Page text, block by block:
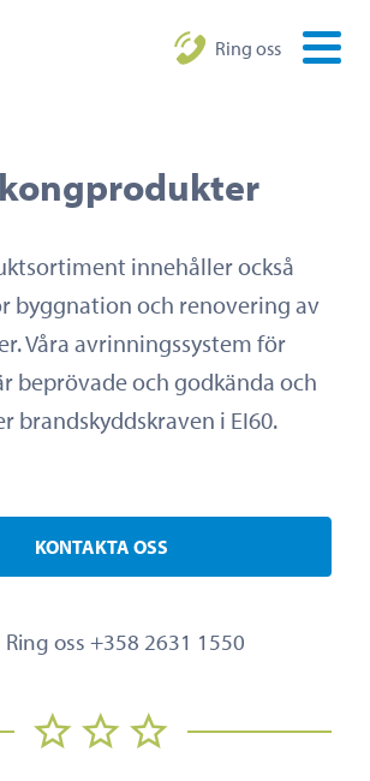
Ring oss
innehåller också
byggnation och renovering av
Våra avrinningssystem för
beprövade och godkända och
brandskyddskraven i EI60.
KONTAKTA OSS
Ring oss +358 2631 1550